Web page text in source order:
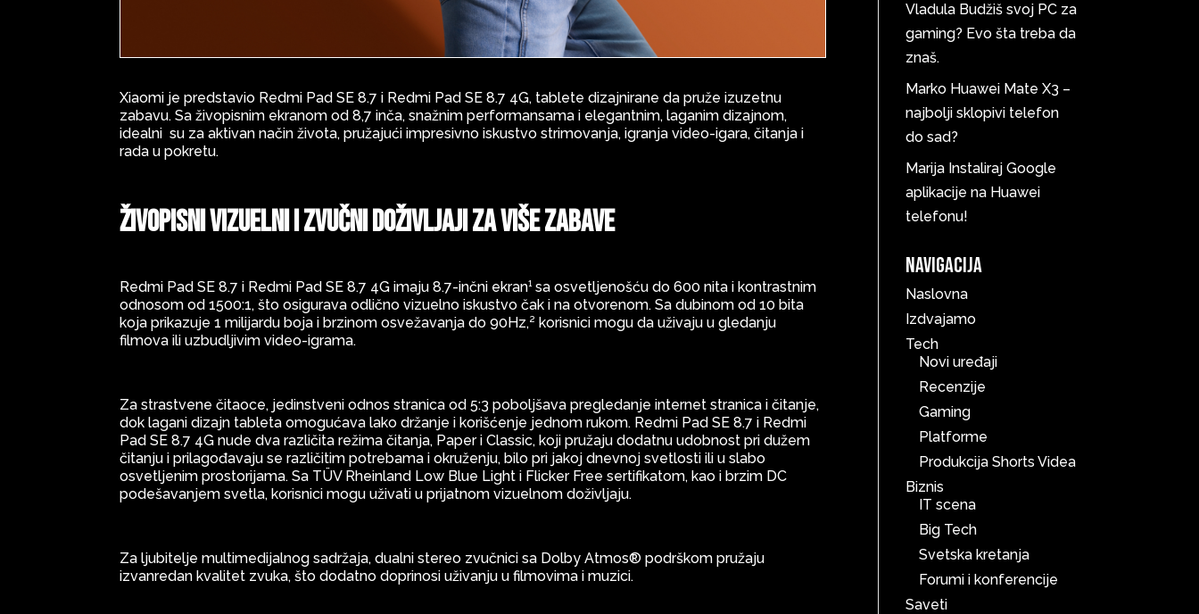
Xiaomi je predstavio Redmi Pad SE 8.7 i Redmi Pad SE 8.7 4G, tablete dizajnirane da pruže izuzetnu
zabavu. Sa živopisnim ekranom od 8,7 inča, snažnim performansama i elegantnim, laganim dizajnom,
idealni su za aktivan način života, pružajući impresivno iskustvo strimovanja, igranja video-igara, čitanja i
rada u pokretu.
Živopisni vizuelni i zvučni doživljaji za više zabave
Redmi Pad SE 8.7 i Redmi Pad SE 8.7 4G imaju 8.7-inčni ekran¹ sa osvetljenošću do 600 nita i kontrastnim
odnosom od 1500:1, što osigurava odlično vizuelno iskustvo čak i na otvorenom. Sa dubinom od 10 bita
koja prikazuje 1 milijardu boja i brzinom osvežavanja do 90Hz,² korisnici mogu da uživaju u gledanju
filmova ili uzbudljivim video-igrama.
Za strastvene čitaoce, jedinstveni odnos stranica od 5:3 poboljšava pregledanje internet stranica i čitanje,
dok lagani dizajn tableta omogućava lako držanje i korišćenje jednom rukom. Redmi Pad SE 8.7 i Redmi
Pad SE 8.7 4G nude dva različita režima čitanja, Paper i Classic, koji pružaju dodatnu udobnost pri dužem
čitanju i prilagođavaju se različitim potrebama i okruženju, bilo pri jakoj dnevnoj svetlosti ili u slabo
osvetljenim prostorijama. Sa TÜV Rheinland Low Blue Light i Flicker Free sertifikatom, kao i brzim DC
podešavanjem svetla, korisnici mogu uživati u prijatnom vizuelnom doživljaju.
Za ljubitelje multimedijalnog sadržaja, dualni stereo zvučnici sa Dolby Atmos® podrškom pružaju
izvanredan kvalitet zvuka, što dodatno doprinosi uživanju u filmovima i muzici.
Vladula Budžiš svoj PC za
gaming? Evo šta treba da
znaš.
Marko Huawei Mate X3 –
najbolji sklopivi telefon
do sad?
Marija Instaliraj Google
aplikacije na Huawei
telefonu!
Navigacija
Naslovna
Izdvajamo
Tech
Novi uređaji
Recenzije
Gaming
Platforme
Produkcija Shorts Videa
Biznis
IT scena
Big Tech
Svetska kretanja
Forumi i konferencije
Saveti